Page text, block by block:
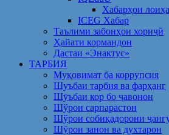
Хабарҳои лоиҳа
ICEG Хабар
Таълими забонҳои хориҷӣ
Ҳайати кормандон
Дастаи «Энактус»
ТАРБИЯ
Муқовимат ба коррупсия
Шуъбаи тарбия ва фарҳанг
Шӯъбаи кор бо ҷавонон
Шўрои сарпарастон
Шўрои собиқадорони
Шӯрои занон ва духтарон